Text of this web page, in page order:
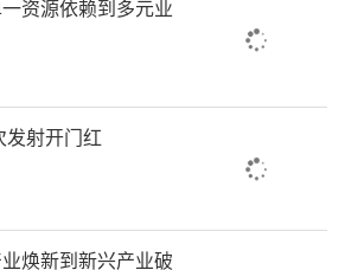
资源依赖到多元业
射开门红
焕新到新兴产业破